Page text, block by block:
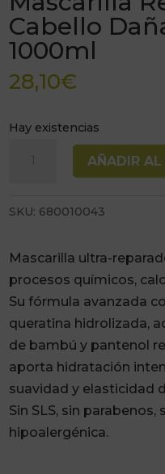
Cabello
1000ml
28,10€
Hay existencias
Mascarilla
Reestructurante
Dañado
Pure
1000ml
cantidad
AÑADIR AL
SKU: 680010043
Mascarilla ultra-
procesos químicos,
Su fórmula avanzada
queratina hidrolizada,
de bambú y pantenol
aporta hidratación
suavidad y elasticidad
Sin SLS, sin
hipoalergénica.